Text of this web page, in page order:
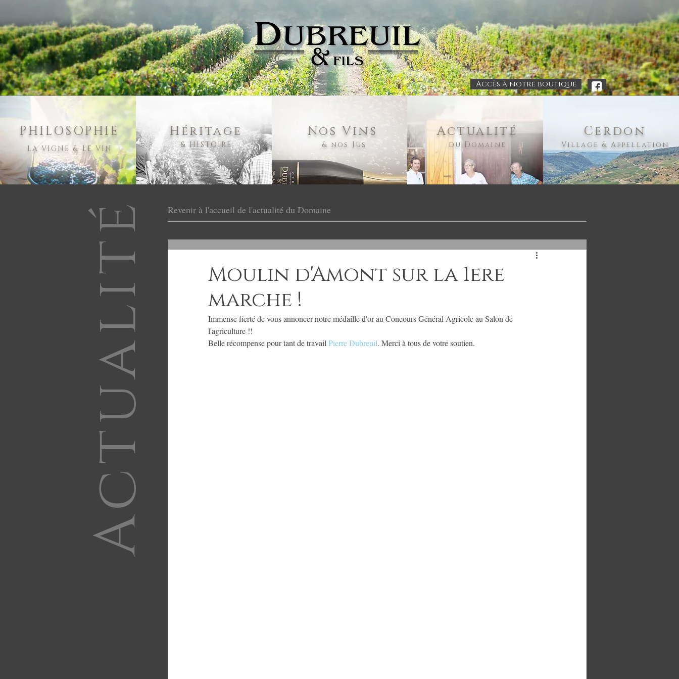
Accès à notre boutique .
PHILOSOPHIE
LA VIGNE & LE VIN
Héritage
& HISTOIRE
Nos Vins
& nos Jus
Actualité
du Domaine
Cerdon
Village & Appellation
Revenir à l'accueil de l'actualité du Domaine
Moulin d'Amont sur la 1ere
marche !
Immense fierté de vous annoncer notre médaille d'or au Concours Général Agricole au Salon de
l'agriculture !!
Belle récompense pour tant de travail Pierre Dubreuil. Merci à tous de votre soutien.
Actualité